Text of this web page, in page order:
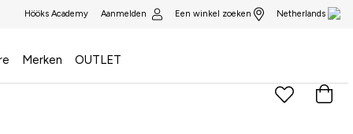
Hööks Academy Aanmelden Een winkel zoeken Netherlands
Merken OUTLET